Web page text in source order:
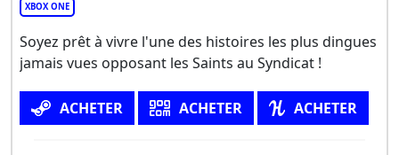
XBOX ONE
Soyez prêt à vivre l'une des histoires les plus dingues
jamais vues opposant les Saints au Syndicat !
ACHETER ACHETER ACHETER